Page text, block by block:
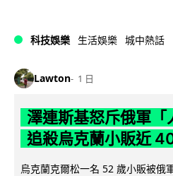
科技娛樂 生活娛樂 城中熱話
Lawton 1 日
澤連斯基怒斥俄軍「
追殺烏克蘭小販近
烏克蘭克爾松一名 52 歲小販被俄